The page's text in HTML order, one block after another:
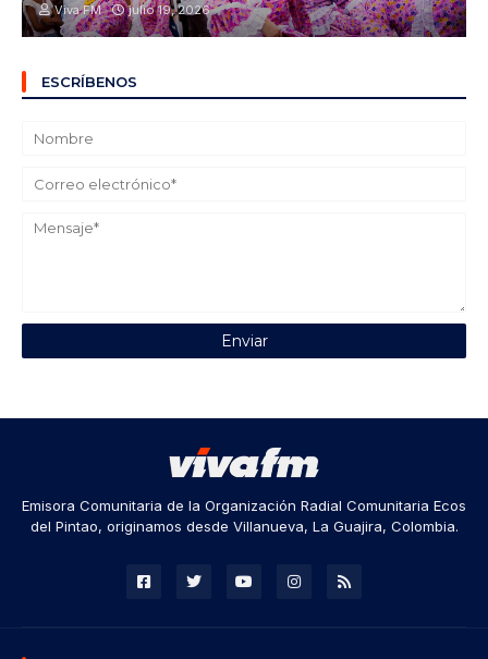
Viva FM julio 19, 2026
ESCRÍBENOS
Emisora Comunitaria de la Organización Radial Comunitaria Ecos
del Pintao, originamos desde Villanueva, La Guajira, Colombia.